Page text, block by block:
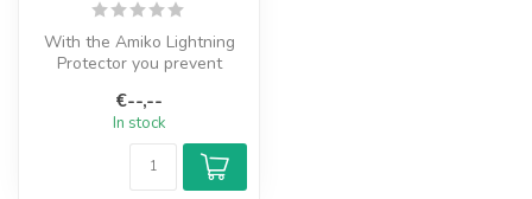
With the Amiko Lightning
Protector you prevent
as a re...
€--,--
In stock